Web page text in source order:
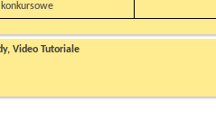
Video Tutoriale